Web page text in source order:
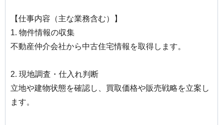
【仕事内容（主な業務含む）】
1. 物件情報の収集
不動産仲介会社から中古住宅情報を取得します。
2. 現地調査・仕入れ判断
立地や建物状態を確認し、買取価格や販売戦略を立案し
ます。